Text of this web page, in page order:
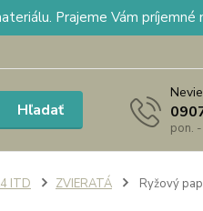
Prajeme Vám príjemné
Hľadať
pon.
ITD ZVIERATÁ Ryžový